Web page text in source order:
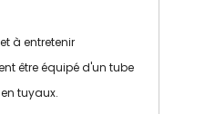
à entretenir
être équipé d'un tube
tuyaux.